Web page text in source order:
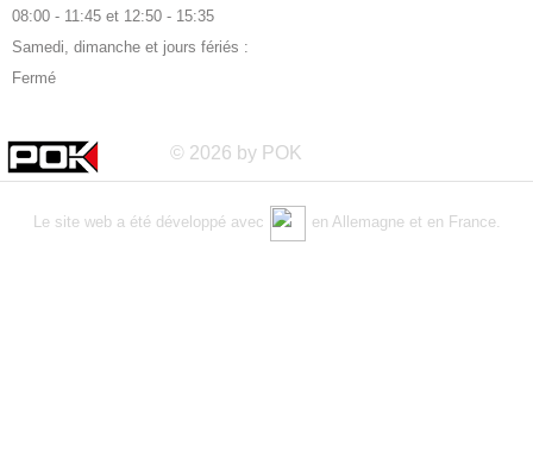
08:00 - 11:45 et 12:50 - 15:35
Samedi, dimanche et jours fériés :
Fermé
© 2026 by POK
Le site web a été développé avec en Allemagne et en France.